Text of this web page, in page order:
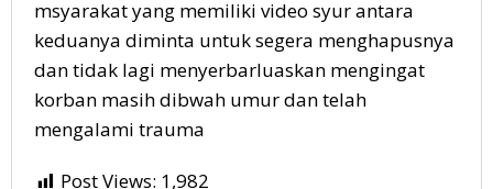
msyarakat yang memiliki video syur antara
keduanya diminta untuk segera menghapusnya
dan tidak lagi menyerbarluaskan mengingat
korban masih dibwah umur dan telah
mengalami trauma
Post Views: 1,982